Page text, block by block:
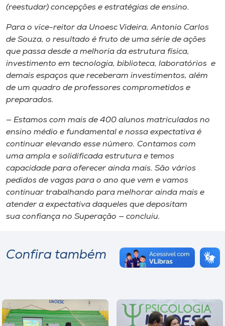
(reestudar) concepções e estratégias de ensino.
Para o vice-reitor da Unoesc Videira, Antonio Carlos
de Souza, o resultado é fruto de uma série de ações
que passa desde a melhoria da estrutura física,
investimento em tecnologia, biblioteca, laboratórios e
demais espaços que receberam investimentos, além
de um quadro de professores comprometidos e
preparados.
— Estamos com mais de 400 alunos matriculados no
ensino médio e fundamental e nossa expectativa é
continuar elevando esse número. Contamos com
uma ampla e solidificada estrutura e temos
capacidade para oferecer ainda mais. São vários
pedidos de vagas para o ano que vem e vamos
continuar trabalhando para melhorar ainda mais e
atender a expectativa daqueles que depositam
sua confiança no Superação — concluiu.
Confira também